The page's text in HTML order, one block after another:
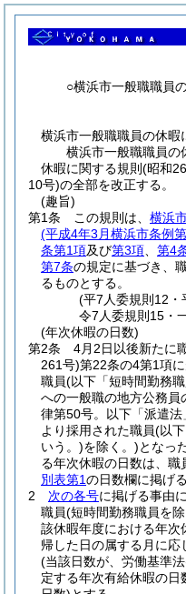
○横浜市一般職職員
横浜市一般職職員の休暇
横浜市一般職職員の
休暇に関する規則(昭和
10号)の全部を改正する。
(趣旨)
第1条
この規則は、 横浜
(平成4年3月横浜市条例
条第1項及び第3項 第4
第7条の規定に基づき、
るものとする。
(平7人委規則12・
令7人委規則15・
(年次休暇の日数)
第2条
4月2日以後新たに
261号)第22条の4第1項
職員(以下「短時間勤務
への一般職の地方公務員
律第50号。以下「派遣法
より採用された職員(以
いう。)を除く。)となっ
る年次休暇の日数は、職
別表第1の日数欄に掲げ
2
次の各号に掲げる事由
職員(短時間勤務職員を
該休暇年度における年次
帰した日の属する月に応
(当該日数が、労働基準法
定する年次有給休暇の